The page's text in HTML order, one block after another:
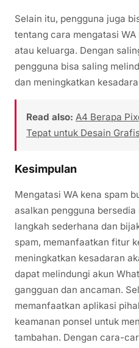
Selain itu, pengguna juga
tentang cara mengatasi
atau keluarga. Dengan
pengguna bisa saling
dan meningkatkan
Read also: A4 Berapa
Tepat untuk Desain
Kesimpulan
Mengatasi WA kena spam
asalkan pengguna
langkah sederhana dan
spam, memanfaatkan fitur
meningkatkan kesadaran
dapat melindungi akun
gangguan dan ancaman.
memanfaatkan aplikasi
keamanan ponsel untuk
tambahan. Dengan cara-